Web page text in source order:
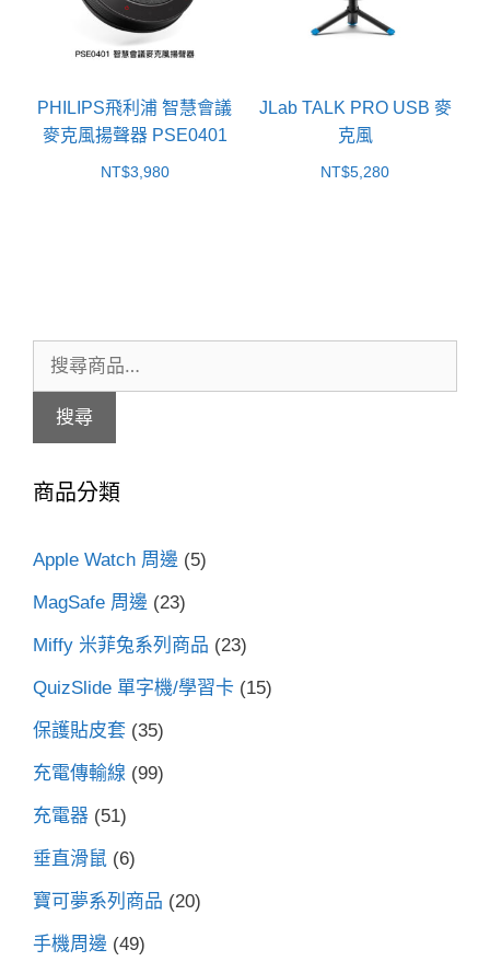
PHILIPS飛利浦 智慧會議
麥克風揚聲器 PSE0401
NT$3,980
JLab TALK PRO USB 麥
克風
NT$5,280
尋
字:
搜尋
商品分類
Apple Watch 周邊 (5)
MagSafe 周邊 (23)
Miffy 米菲兔系列商品 (23)
QuizSlide 單字機/學習卡 (15)
保護貼皮套 (35)
充電傳輸線 (99)
充電器 (51)
垂直滑鼠 (6)
寶可夢系列商品 (20)
手機周邊 (49)